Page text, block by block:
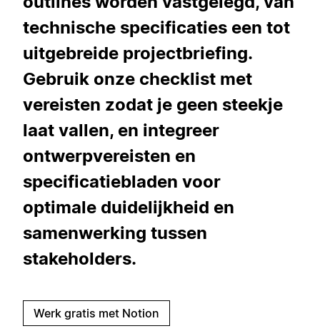
technische specificaties een tot
uitgebreide projectbriefing.
Gebruik onze checklist met
vereisten zodat je geen steekje
laat vallen, en integreer
ontwerpvereisten en
specificatiebladen voor
optimale duidelijkheid en
samenwerking tussen
stakeholders.
Werk gratis met Notion